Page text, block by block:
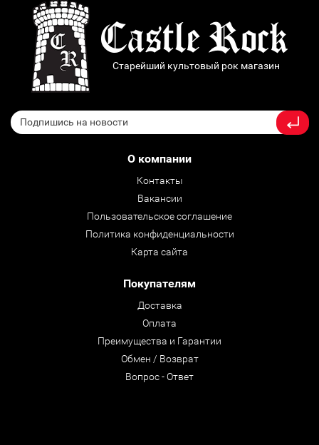
Старейший культовый рок магазин
О компании
Контакты
Вакансии
Пользовательское соглашение
Политика конфиденциальности
Карта сайта
Покупателям
Доставка
Оплата
Преимущества и Гарантии
Обмен / Возврат
Вопрос - Ответ